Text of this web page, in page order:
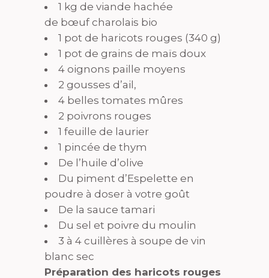
1 kg de viande hachée
de bœuf charolais bio
1 pot de haricots rouges (340 g)
1 pot de grains de maïs doux
4 oignons paille moyens
2 gousses d’ail,
4 belles tomates mûres
2 poivrons rouges
1 feuille de laurier
1 pincée de thym
De l’huile d’olive
Du piment d’Espelette en
poudre à doser à votre goût
De la sauce tamari
Du sel et poivre du moulin
3 à 4 cuillères à soupe de vin
blanc sec
Préparation des haricots rouges